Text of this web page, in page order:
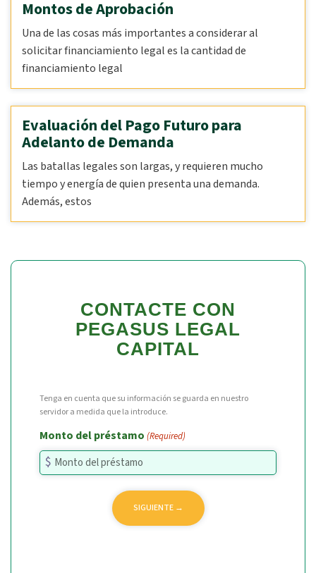
Montos de Aprobación
Una de las cosas más importantes a considerar al
solicitar financiamiento legal es la cantidad de
financiamiento legal
Evaluación del Pago Futuro para
Adelanto de Demanda
Las batallas legales son largas, y requieren mucho
tiempo y energía de quien presenta una demanda.
Además, estos
CONTACTE CON
PEGASUS LEGAL
CAPITAL
Tenga en cuenta que su información se guarda en nuestro
servidor a medida que la introduce.
Monto del préstamo (Required)